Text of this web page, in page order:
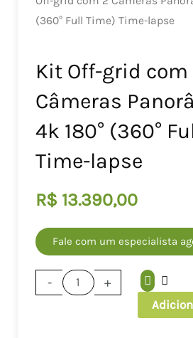
(360° Full Time) Time-lapse
Kit Off-grid com
Câmeras
4k 180° (360°
Time-lapse
R$ 13.390,00
Fale com um especialista
-
Off-
+